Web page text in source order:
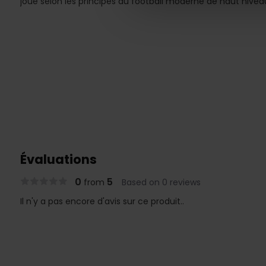
Évaluations
0 from 5
Based on 0 reviews
Il n'y a pas encore d'avis sur ce produit..